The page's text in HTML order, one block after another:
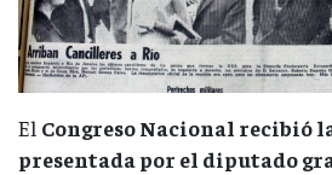
El Congreso Nacional recibió
presentada por el diputado